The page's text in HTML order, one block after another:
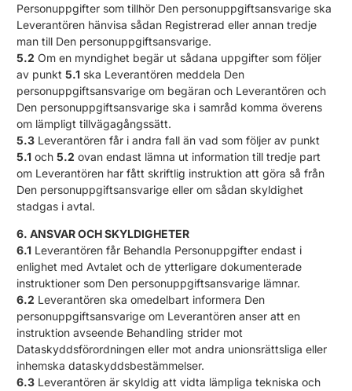
Personuppgifter som tillhör Den personuppgiftsansvarige ska
Leverantören hänvisa sådan Registrerad eller annan tredje
man till Den personuppgiftsansvarige.
5.2 Om en myndighet begär ut sådana uppgifter som följer
av punkt5.1 ska Leverantören meddela Den
personuppgiftsansvarige om begäran och Leverantören och
Den personuppgiftsansvarige ska i samråd komma överens
om lämpligt tillvägagångssätt.
5.3 Leverantören får i andra fall än vad som följer av punkt
5.1 och5.2 ovan endast lämna ut information till tredje part
om Leverantören har fått skriftlig instruktion att göra så från
Den personuppgiftsansvarige eller om sådan skyldighet
stadgas i avtal.
6. ANSVAR OCH SKYLDIGHETER
6.1 Leverantören får Behandla Personuppgifter endast i
enlighet med Avtalet och de ytterligare dokumenterade
instruktioner som Den personuppgiftsansvarige lämnar.
6.2 Leverantören ska omedelbart informera Den
personuppgiftsansvarige om Leverantören anser att en
instruktion avseende Behandling strider mot
Dataskyddsförordningen eller mot andra unionsrättsliga eller
inhemska dataskyddsbestämmelser.
6.3 Leverantören är skyldig att vidta lämpliga tekniska och